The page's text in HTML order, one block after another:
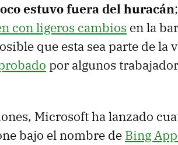
estuvo fuera del huracán
con ligeros cambios en la
que esta sea parte de la
por algunos
Microsoft ha lanzado
bajo el nombre de Bing